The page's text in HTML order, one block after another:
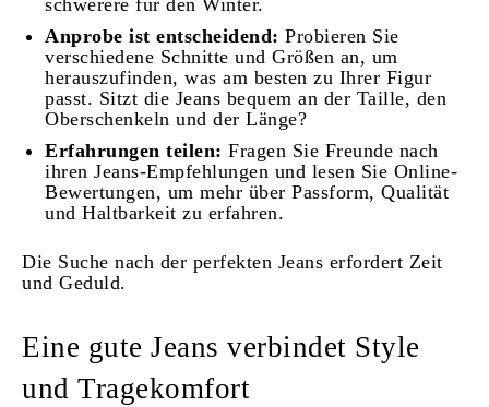
schwerere für den Winter.
Anprobe ist entscheidend: Probieren Sie
verschiedene Schnitte und Größen an, um
herauszufinden, was am besten zu Ihrer Figur
passt. Sitzt die Jeans bequem an der Taille, den
Oberschenkeln und der Länge?
Erfahrungen teilen: Fragen Sie Freunde nach
ihren Jeans-Empfehlungen und lesen Sie Online-
Bewertungen, um mehr über Passform, Qualität
und Haltbarkeit zu erfahren.
Die Suche nach der perfekten Jeans erfordert Zeit
und Geduld.
Eine gute Jeans verbindet Style
und Tragekomfort